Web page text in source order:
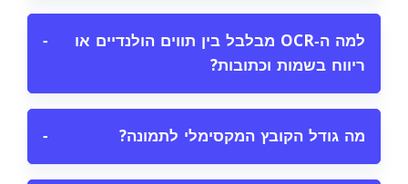
למה ה‑OCR מבלבל בין תווים הולנדיים או
ריווח בשמות וכתובות?
−
מה גודל הקובץ המקסימלי לתמונה? −